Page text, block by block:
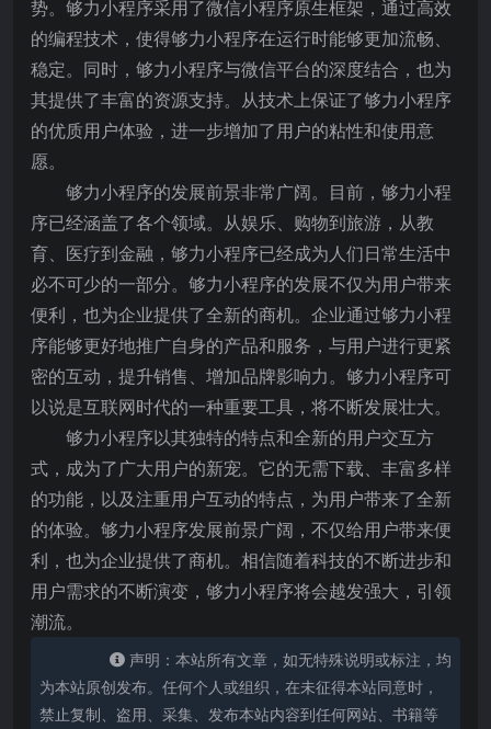
势。够力小程序采用了微信小程序原生框架，通过高效
的编程技术，使得够力小程序在运行时能够更加流畅、
稳定。同时，够力小程序与微信平台的深度结合，也为
其提供了丰富的资源支持。从技术上保证了够力小程序
的优质用户体验，进一步增加了用户的粘性和使用意
愿。
够力小程序的发展前景非常广阔。目前，够力小程
序已经涵盖了各个领域。从娱乐、购物到旅游，从教
育、医疗到金融，够力小程序已经成为人们日常生活中
必不可少的一部分。够力小程序的发展不仅为用户带来
便利，也为企业提供了全新的商机。企业通过够力小程
序能够更好地推广自身的产品和服务，与用户进行更紧
密的互动，提升销售、增加品牌影响力。够力小程序可
以说是互联网时代的一种重要工具，将不断发展壮大。
够力小程序以其独特的特点和全新的用户交互方
式，成为了广大用户的新宠。它的无需下载、丰富多样
的功能，以及注重用户互动的特点，为用户带来了全新
的体验。够力小程序发展前景广阔，不仅给用户带来便
利，也为企业提供了商机。相信随着科技的不断进步和
用户需求的不断演变，够力小程序将会越发强大，引领
潮流。
声明：本站所有文章，如无特殊说明或标注，均
为本站原创发布。任何个人或组织，在未征得本站同意时，
禁止复制、盗用、采集、发布本站内容到任何网站、书籍等